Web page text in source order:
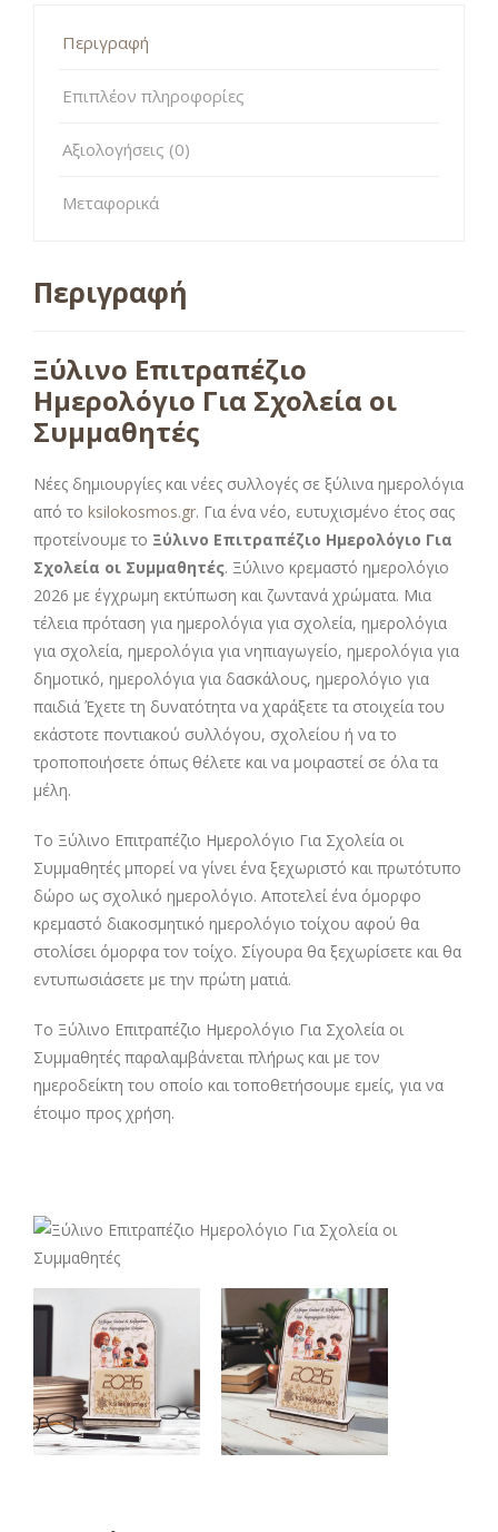
Περιγραφή
Επιπλέον πληροφορίες
Αξιολογήσεις (0)
Μεταφορικά
Περιγραφή
Ξύλινο Επιτραπέζιο
Ημερολόγιο Για Σχολεία οι
Συμμαθητές
Νέες δημιουργίες και νέες συλλογές σε ξύλινα ημερολόγια
από το ksilokosmos.gr. Για ένα νέο, ευτυχισμένο έτος σας
προτείνουμε το Ξύλινο Επιτραπέζιο Ημερολόγιο Για
Σχολεία οι Συμμαθητές. Ξύλινο κρεμαστό ημερολόγιο
2026 με έγχρωμη εκτύπωση και ζωντανά χρώματα. Μια
τέλεια πρόταση για ημερολόγια για σχολεία, ημερολόγια
για σχολεία, ημερολόγια για νηπιαγωγείο, ημερολόγια για
δημοτικό, ημερολόγια για δασκάλους, ημερολόγιο για
παιδιά Έχετε τη δυνατότητα να χαράξετε τα στοιχεία του
εκάστοτε ποντιακού συλλόγου, σχολείου ή να το
τροποποιήσετε όπως θέλετε και να μοιραστεί σε όλα τα
μέλη.
Το Ξύλινο Επιτραπέζιο Ημερολόγιο Για Σχολεία οι
Συμμαθητές μπορεί να γίνει ένα ξεχωριστό και πρωτότυπο
δώρο ως σχολικό ημερολόγιο. Αποτελεί ένα όμορφο
κρεμαστό διακοσμητικό ημερολόγιο τοίχου αφού θα
στολίσει όμορφα τον τοίχο. Σίγουρα θα ξεχωρίσετε και θα
εντυπωσιάσετε με την πρώτη ματιά.
Το Ξύλινο Επιτραπέζιο Ημερολόγιο Για Σχολεία οι
Συμμαθητές παραλαμβάνεται πλήρως και με τον
ημεροδείκτη του οποίο και τοποθετήσουμε εμείς, για να
έτοιμο προς χρήση.